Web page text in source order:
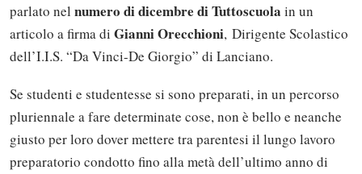
parlato nel numero di dicembre di Tuttoscuola in un
articolo a firma di Gianni Orecchioni, Dirigente Scolastico
dell’I.I.S. “Da Vinci-De Giorgio” di Lanciano.
Se studenti e studentesse si sono preparati, in un percorso
pluriennale a fare determinate cose, non è bello e neanche
giusto per loro dover mettere tra parentesi il lungo lavoro
preparatorio condotto fino alla metà dell’ultimo anno di